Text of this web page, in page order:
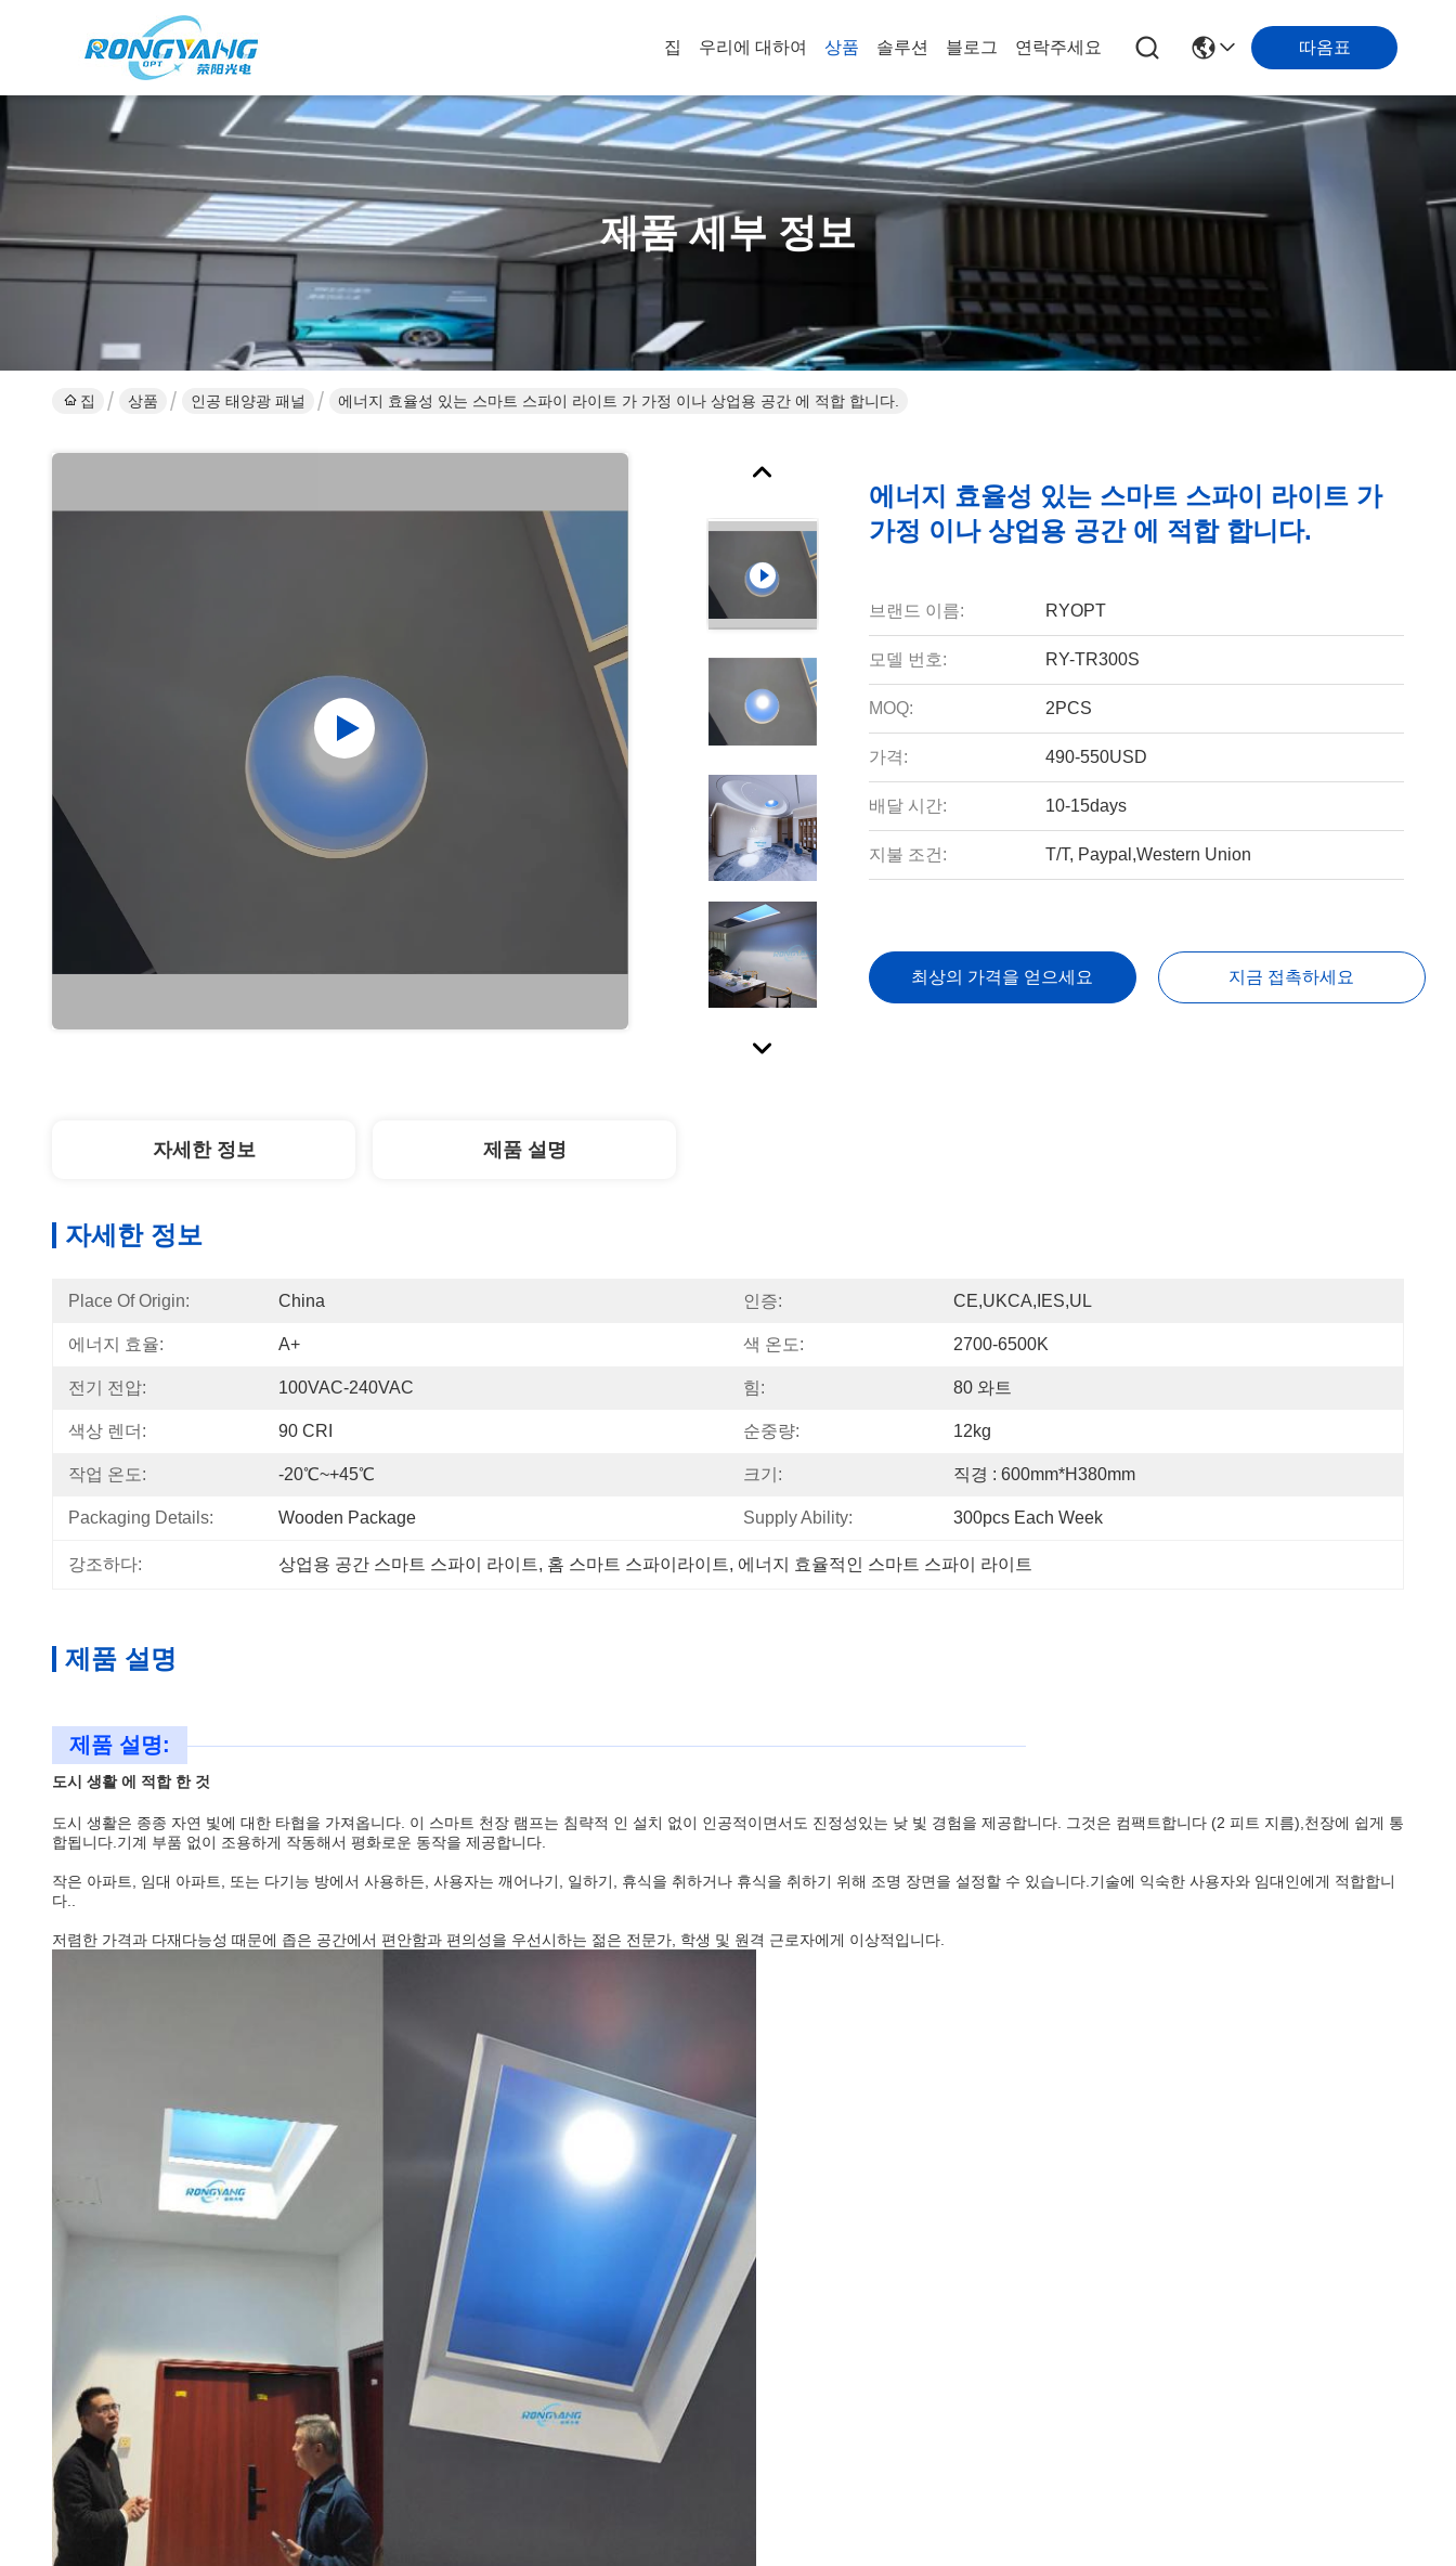
집 우리에 대하여 상품 솔루션 블로그 연락주세요 따옴표
제품 세부 정보
집 상품 인공 태양광 패널 에너지 효율성 있는 스마트 스파이 라이트 가 가정 이나 상업용 공간 에 적합 합니다.
에너지 효율성 있는 스마트 스파이 라이트 가
가정 이나 상업용 공간 에 적합 합니다.
브랜드 이름: RYOPT
모델 번호: RY-TR300S
MOQ: 2PCS
가격: 490-550USD
배달 시간: 10-15days
지불 조건: T/T, Paypal,Western Union
최상의 가격을 얻으세요 지금 접촉하세요
자세한 정보 제품 설명
자세한 정보
Place Of Origin: China 인증: CE,UKCA,IES,UL
에너지 효율: A+ 색 온도: 2700-6500K
전기 전압: 100VAC-240VAC 힘: 80 와트
색상 렌더: 90 CRI 순중량: 12kg
작업 온도: -20℃~+45℃ 크기: 직경 : 600mm*H380mm
Packaging Details: Wooden Package Supply Ability: 300pcs Each Week
강조하다: 상업용 공간 스마트 스파이 라이트, 홈 스마트 스파이라이트, 에너지 효율적인 스마트 스파이 라이트
제품 설명
제품 설명:
도시 생활 에 적합 한 것
도시 생활은 종종 자연 빛에 대한 타협을 가져옵니다. 이 스마트 천장 램프는 침략적 인 설치 없이 인공적이면서도 진정성있는 낮 빛 경험을 제공합니다. 그것은 컴팩트합니다 (2 피트 지름),천장에 쉽게 통
합됩니다.기계 부품 없이 조용하게 작동해서 평화로운 동작을 제공합니다.
작은 아파트, 임대 아파트, 또는 다기능 방에서 사용하든, 사용자는 깨어나기, 일하기, 휴식을 취하거나 휴식을 취하기 위해 조명 장면을 설정할 수 있습니다.기술에 익숙한 사용자와 임대인에게 적합합니
다..
저렴한 가격과 다재다능성 때문에 좁은 공간에서 편안함과 편의성을 우선시하는 젊은 전문가, 학생 및 원격 근로자에게 이상적입니다.